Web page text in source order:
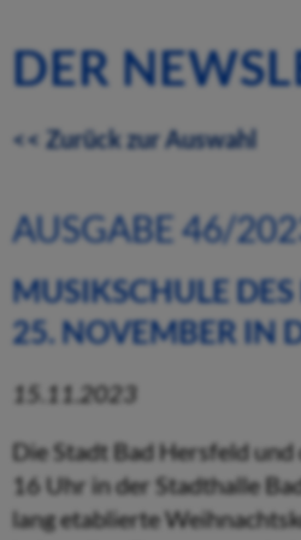
DER
<< Zurück zur Auswahl
AUSGABE 46/
MUSIKSCHULE
25. NOVEMBER IN
15.11.2023
Die Stadt Bad Hersfeld
16 Uhr in der Stadthalle
lang etablierte